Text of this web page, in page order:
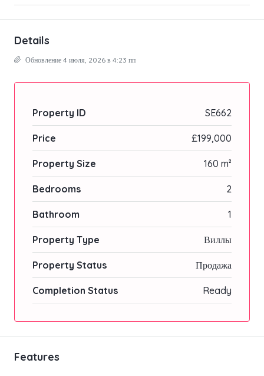
Details
Обновление 4 июля, 2026 в 4:23 пп
Property ID SE662
Price £199,000
Property Size 160 m²
Bedrooms 2
Bathroom 1
Property Type Виллы
Property Status Продажа
Completion Status Ready
Features